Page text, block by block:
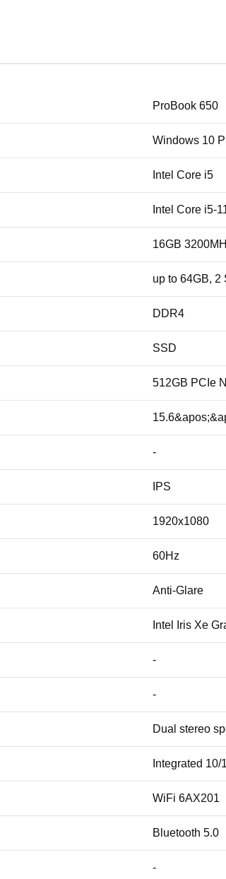
ProBook 650
Windows 10
Intel Core i5
Intel Core i5-
16GB
up to 64GB, 2
DDR4
SSD
512GB PCIe
-
IPS
1920x1080
60Hz
Anti-Glare
Intel Iris Xe
-
-
Dual stereo
Integrated
WiFi 6AX201
Bluetooth 5.0
-